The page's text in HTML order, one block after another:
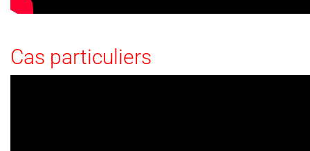
Cas particuliers